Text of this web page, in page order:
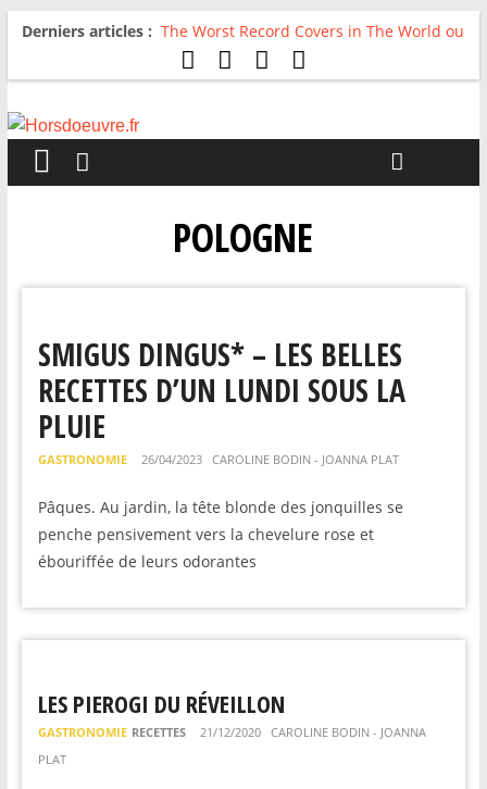
Derniers articles : The Worst Record Covers in The World ou
Comment rire du pire
Avril 2026 : C’est dans les vieux pots
For The First Time, Again : Tyler Ballgame
POLOGNE
SMIGUS DINGUS* – LES BELLES
RECETTES D’UN LUNDI SOUS LA
PLUIE
GASTRONOMIE 26/04/2023 CAROLINE BODIN - JOANNA PLAT
Pâques. Au jardin, la tête blonde des jonquilles se
penche pensivement vers la chevelure rose et
ébouriffée de leurs odorantes
LES PIEROGI DU RÉVEILLON
GASTRONOMIE RECETTES 21/12/2020
CAROLINE BODIN - JOANNA
PLAT